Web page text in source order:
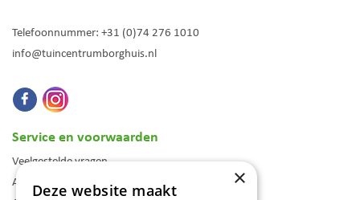
Telefoonnummer: +31 (0)74 276 1010
info@tuincentrumborghuis.nl
Service en voorwaarden
Veelgestelde vragen
Algemene voorwaarden
×
Deze website maakt